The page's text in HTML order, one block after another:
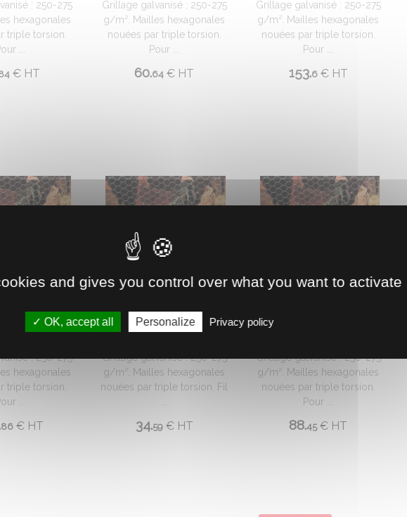
: 250-275
hexagonales
triple torsion.
...
€HT
Grillage galvanisé : 250-275
g/m². Mailles hexagonales
nouées par triple torsion.
Pour ...
60.64 € HT
Grillage galvanisé : 250-275
g/m². Mailles hexagonales
nouées par triple torsion.
Pour ...
153.6 €HT
HEXANET M25
: 250-275
hexagonales
triple torsion.
...
86 € HT
GRILLAGE HEXANET M50
Grillage galvanisé : 250-275
g/m². Mailles hexagonales
nouées par triple torsion. Fil
34.59 €HT
GRILLAGE HEXANET M50
Grillage galvanisé : 250-275
g/m². Mailles hexagonales
nouées par triple torsion.
Pour ...
88.45 € HT
and gives you control over what you want to activate
OK, accept all Personalize Privacy policy